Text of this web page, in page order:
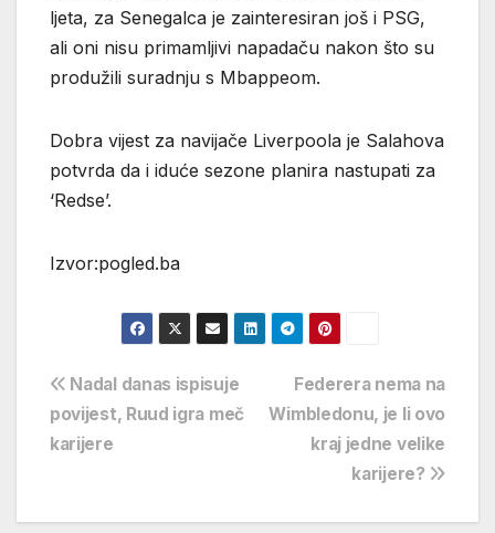
ljeta, za Senegalca je zainteresiran još i PSG,
ali oni nisu primamljivi napadaču nakon što su
produžili suradnju s Mbappeom.
Dobra vijest za navijače Liverpoola je Salahova
potvrda da i iduće sezone planira nastupati za
‘Redse’.
Izvor:pogled.ba
Navigacija
objava
Federera nema na
Wimbledonu, je li ovo
kraj jedne velike
karijere?
Nadal danas ispisuje
povijest, Ruud igra meč
karijere